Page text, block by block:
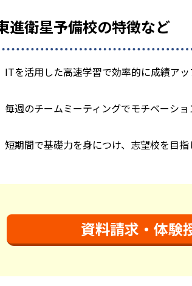
進衛星予備校の特徴など
ITを活用した高速学習で効率的に成績ア
毎週のチームミーティングでモチベーシ
短期間で基礎力を身につけ、志望校を目
資料請求・体験